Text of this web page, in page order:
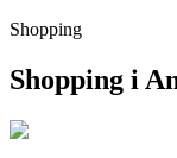
Shopping
Shopping i